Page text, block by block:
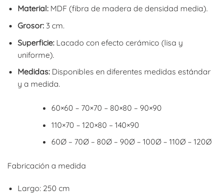
Material:MDF (fibra de madera de densidad media).
Grosor:3 cm.
Superficie:Lacado con efecto cerámico (lisa y
uniforme).
Medidas:Disponibles en diferentes medidas estándar
y a medida.
60×60 – 70×70 – 80×80 – 90×90
110×70 – 120×80 – 140×90
60Ø – 70Ø – 80Ø – 90Ø – 100Ø – 110Ø – 120Ø
Fabricación a medida
Largo: 250 cm